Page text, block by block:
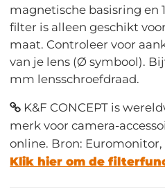
magnetische basisring en
filter is alleen geschikt
maat. Controleer voor
van je lens (Ø symbool).
mm lensschroefdraad.
K&F CONCEPT is
merk voor camera-
online. Bron: Euromonitor,
Klik hier om de